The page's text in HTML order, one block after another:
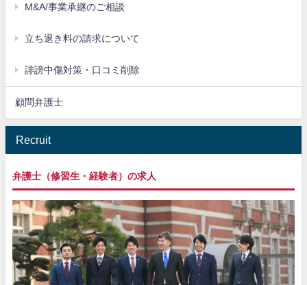
M&A/事業承継のご相談
立ち退き料の請求について
誹謗中傷対策・口コミ削除
顧問弁護士
Recruit
弁護士（修習生・経験者）の求人